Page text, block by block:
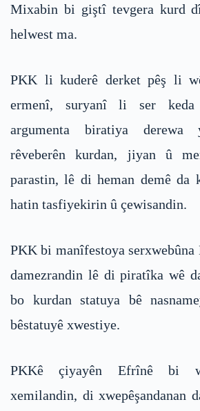
Mixabin bi giştî tevgera kurd
helwest ma.
PKK li kuderê derket pêş li
ermenî, suryanî li ser
argumenta biratiya
rêveberên kurdan, jiyan û
parastin, lê di heman demê da
hatin tasfiyekirin û çewisandin.
PKK bi manîfestoya serxwebûna
damezrandin lê di piratîka wê
bo kurdan statuya bê
bêstatuyê xwestiye.
PKKê çiyayên Efrînê bi
xemilandin, di xwepêşandanan